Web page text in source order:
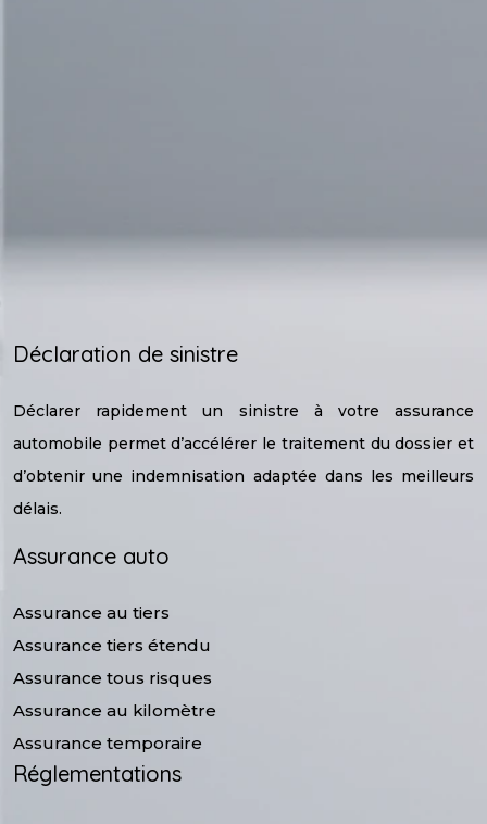
Déclaration de sinistre
Déclarer rapidement un sinistre à votre assurance
automobile permet d’accélérer le traitement du dossier et
d’obtenir une indemnisation adaptée dans les meilleurs
délais.
Assurance auto
Assurance au tiers
Assurance tiers étendu
Assurance tous risques
Assurance au kilomètre
Assurance temporaire
Réglementations